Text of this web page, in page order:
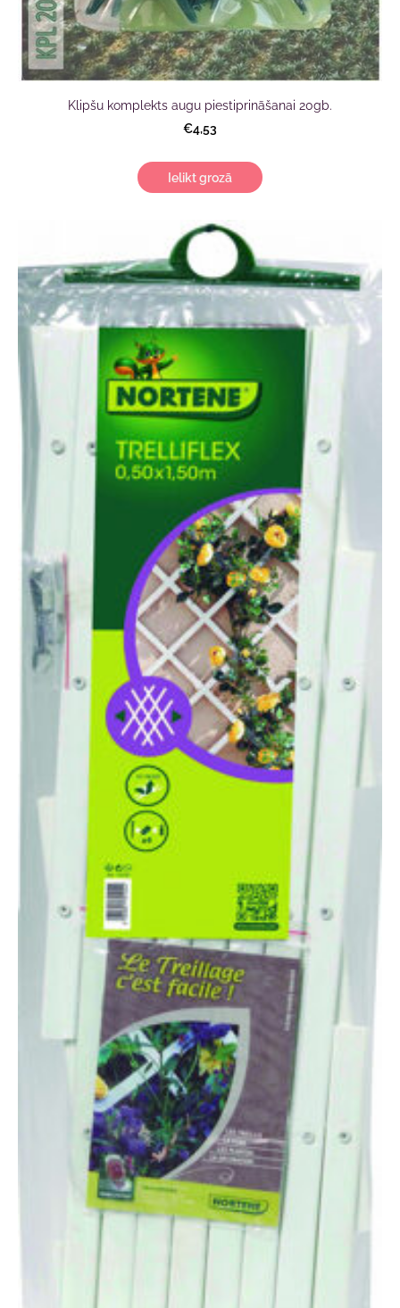
Klipšu komplekts augu piestiprināšanai 20gb.
€4,53
Ielikt grozā